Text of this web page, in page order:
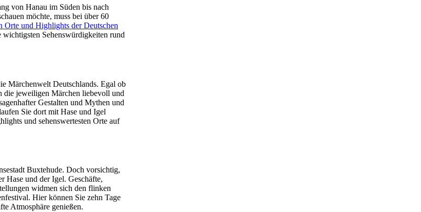
von Hanau im Süden bis nach
möchte, muss bei über 60
Orte und Highlights der Deutschen
Sehenswürdigkeiten rund
Märchenwelt Deutschlands. Egal ob
die jeweiligen Märchen liebevoll und
Gestalten und Mythen und
Sie dort mit Hase und Igel
und sehenswertesten Orte auf
Buxtehude. Doch vorsichtig,
Hase und der Igel. Geschäfte,
widmen sich den flinken
Hier können Sie zehn Tage
Atmosphäre genießen.